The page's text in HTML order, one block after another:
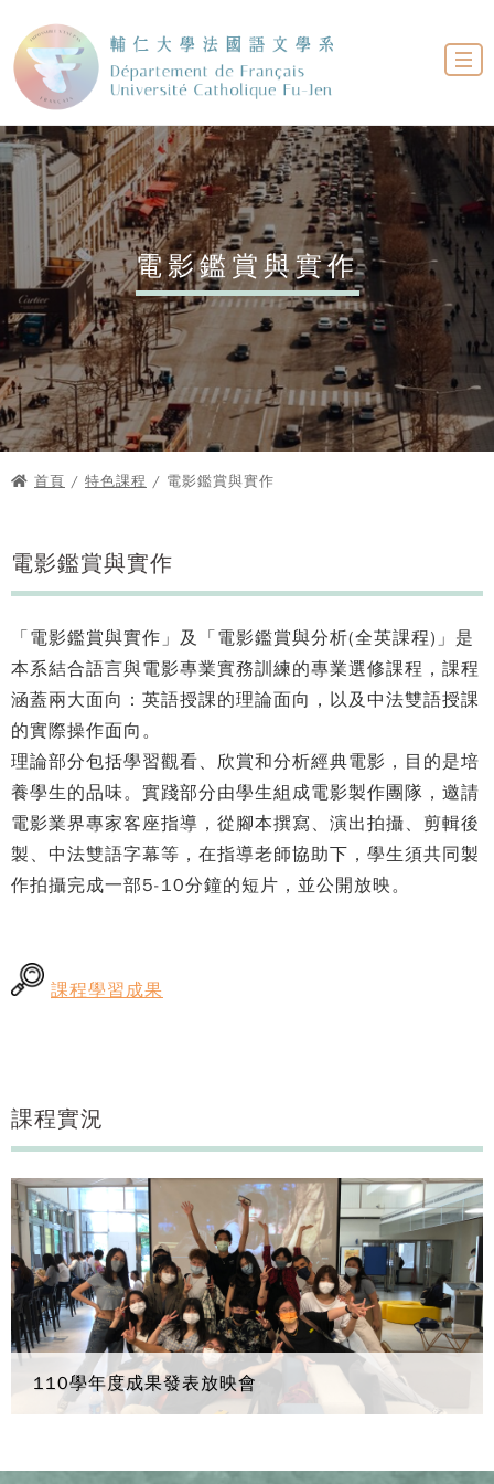
電影鑑賞與實作
首頁 / 特色課程 / 電影鑑賞與實作
電影鑑賞與實作
「電影鑑賞與實作」及「電影鑑賞與分析(全英課程)」是
本系結合語言與電影專業實務訓練的專業選修課程，課程
涵蓋兩大面向：英語授課的理論面向，以及中法雙語授課
的實際操作面向。
理論部分包括學習觀看、欣賞和分析經典電影，目的是培
養學生的品味。實踐部分由學生組成電影製作團隊，邀請
電影業界專家客座指導，從腳本撰寫、演出拍攝、剪輯後
製、中法雙語字幕等，在指導老師協助下，學生須共同製
作拍攝完成一部5-10分鐘的短片，並公開放映。
課程學習成果
課程實況
110學年度成果發表放映會